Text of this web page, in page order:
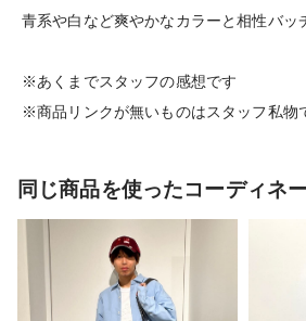
青系や白など爽やかなカラーと相性バッ
※あくまでスタッフの感想です
※商品リンクが無いものはスタッフ私物
同じ商品を使ったコーディネ